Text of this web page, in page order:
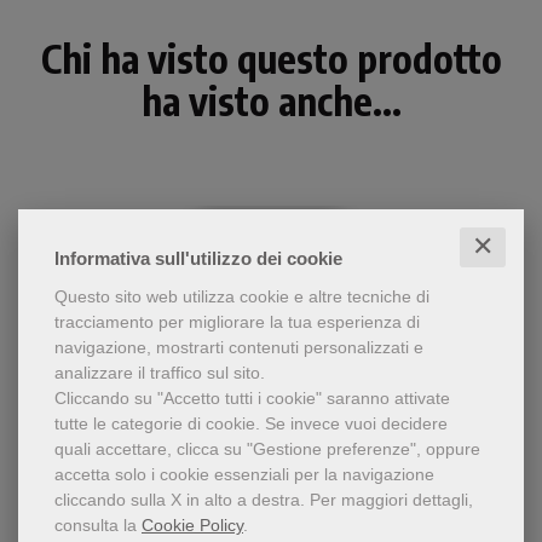
Informativa sull'utilizzo dei cookie ✕
Questo sito web utilizza cookie e altre tecniche di
tracciamento per migliorare la tua esperienza di
navigazione, mostrarti contenuti personalizzati e
analizzare il traffico sul sito.
Cliccando su "Accetto tutti i cookie" saranno attivate
tutte le categorie di cookie. Se invece vuoi decidere
quali accettare, clicca su "Gestione preferenze", oppure
accetta solo i cookie essenziali per la navigazione
cliccando sulla X in alto a destra. Per maggiori dettagli,
consulta la Cookie Policy.
Chi ha visto questo prodotto
ha visto anche...
Breve commento alle due
lettere di san Paolo alla
comunità cristiana di
Francesco Mosetto
Lettere ai Tessalonicesi